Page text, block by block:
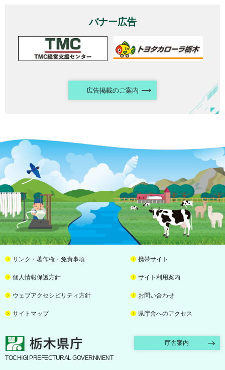
バナー広告
広告掲載のご案内
リンク・著作権・免責事項 携帯サイト
個人情報保護方針 サイト利用案内
ウェブアクセシビリティ方針 お問い合わせ
サイトマップ 県庁舎へのアクセス
栃木県庁 庁舎案内
TOCHIGI PREFECTURAL GOVERNMENT